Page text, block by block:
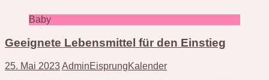
Baby
Geeignete Lebensmittel für den Einstieg
25. Mai 2023AdminEisprungKalender